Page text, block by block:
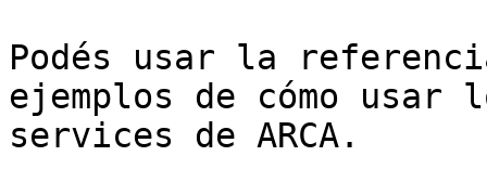
Podés usar la
ejemplos de cómo usar
services de ARCA.